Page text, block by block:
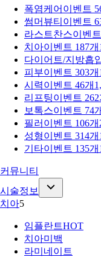
폭염케어 이벤트
썸머뷰티 이벤트
라스트찬스이벤
치아이벤트 187개
다이어트/지방흡
피부이벤트 303개
시력이벤트 46개
리프팅이벤트 262
보톡스이벤트 74
필러 이벤트 106개
성형이벤트 314개
기타이벤트 135개
커뮤니티
시술정보
치아5
임플란트HOT
치아미백
라미네이트